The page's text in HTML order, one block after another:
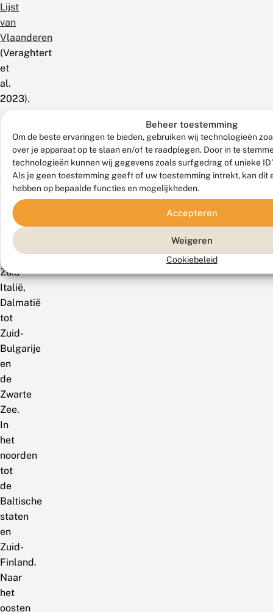
Beheer toestemming
Om de beste ervaringen te bieden, gebruiken wij technologieën
over je apparaat op te slaan en/of te raadplegen. Door in te
technologieën kunnen wij gegevens zoals surfgedrag of unieke
Als je geen toestemming geeft of uw toestemming intrekt, kan dit
hebben op bepaalde functies en mogelijkheden.
Accepteren
Weigeren
Cookiebeleid
Lijst
van
Vlaanderen
(Veraghtert
et
al.
2023).
verloop
van
zuidgrens:
door
Noord-
Spanje,
Zuid-
Italië,
Dalmatië
tot
Zuid-
Bulgarije
en
de
Zwarte
Zee.
In
het
noorden
tot
de
Baltische
staten
en
Zuid-
Finland.
Naar
het
oosten